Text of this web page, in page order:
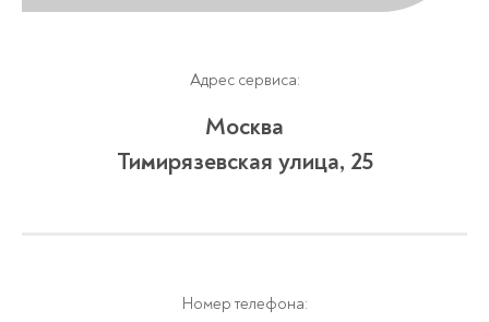
Адрес сервиса:
Москва
Тимирязевская улица, 25
Номер телефона: